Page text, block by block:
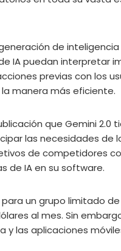
de
IA puedan interpretar
previas con los
manera más eficiente.
que Gemini 2.0
las necesidades de
de competidores
de IA en su software.
un grupo limitado de
al mes. Sin
y las aplicaciones